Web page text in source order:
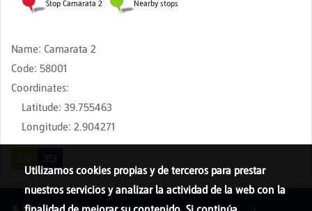
Name: Camarata 2
Code: 58001
Coordinates:
Latitude: 39.755463
Longitude: 2.904271
Utilizamos cookies propias y de terceros para prestar
nuestros servicios y analizar la actividad de la web con la